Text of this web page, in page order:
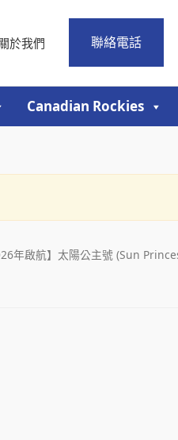
於我們 聯絡電話
Canadian Rockies
年啟航】太陽公主號 (Sun